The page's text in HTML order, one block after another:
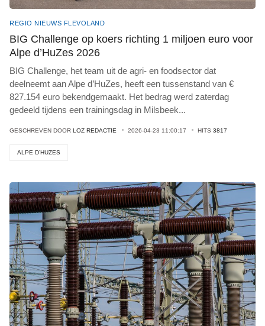
REGIO NIEUWS FLEVOLAND
BIG Challenge op koers richting 1 miljoen euro voor
Alpe d’HuZes 2026
BIG Challenge, het team uit de agri- en foodsector dat
deelneemt aan Alpe d’HuZes, heeft een tussenstand van €
827.154 euro bekendgemaakt. Het bedrag werd zaterdag
gedeeld tijdens een trainingsdag in Milsbeek...
GESCHREVEN DOOR LOZ REDACTIE 2026-04-23 11:00:17 HITS 3817
ALPE D’HUZES